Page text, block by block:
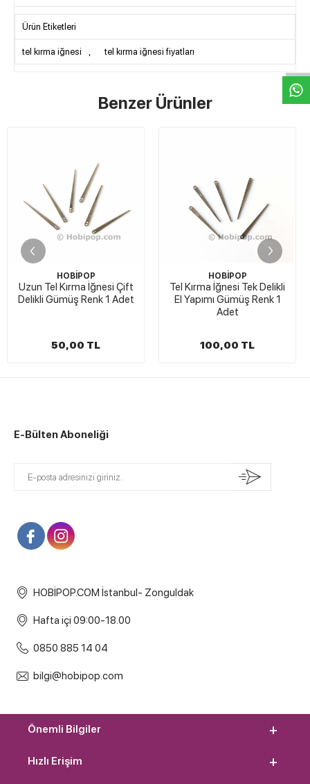
W
h
t
s
a
p
p
D
e
s
e
H
a
t
t
Ürün Etiketleri
tel kırma iğnesi , tel kırma iğnesi fiyatları
Benzer Ürünler
Tel Kırma İğnesi Çift
Gümüş Renk 1 Adet
50,00 TL
Tel Kırma İğnesi Tek Delikli
El Yapımı Gümüş Renk 1
100,00 TL
Tel
E-Bülten Aboneliği
HOBİPOP.COM İstanbul- Zonguldak
Hafta içi 09:00-18.00
0850 885 14 04
bilgi@hobipop.com
Önemli Bilgiler
Hızlı Erişim